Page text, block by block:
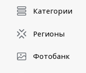
Категории
Регионы
Фотобанк